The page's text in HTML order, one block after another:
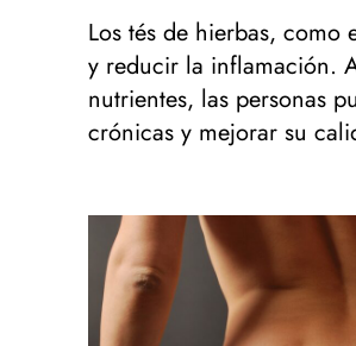
Los tés de hierbas,
y reducir la inflamación.
nutrientes, las personas
crónicas y mejorar su